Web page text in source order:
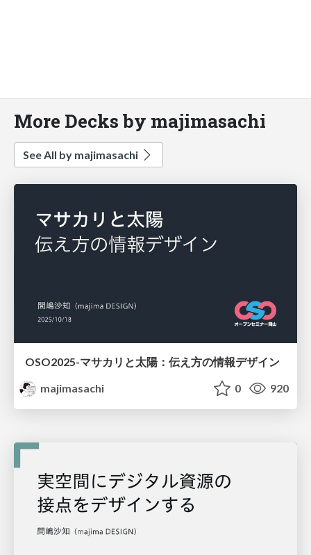
More Decks by majimasachi
See All by majimasachi
OSO2025-マサカリと太陽：伝え方の情報デザイン
majimasachi
0 920